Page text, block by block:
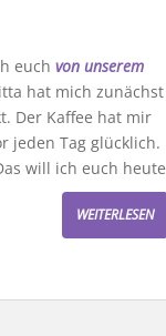
euch von unserem
hat mich zunächst
Der Kaffee hat mir
jeden Tag glücklich.
will ich euch heute
WEITERLESEN